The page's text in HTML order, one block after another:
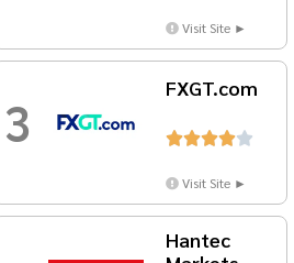
Visit Site ►
3
FXGT.com

Visit Site ►
Hantec